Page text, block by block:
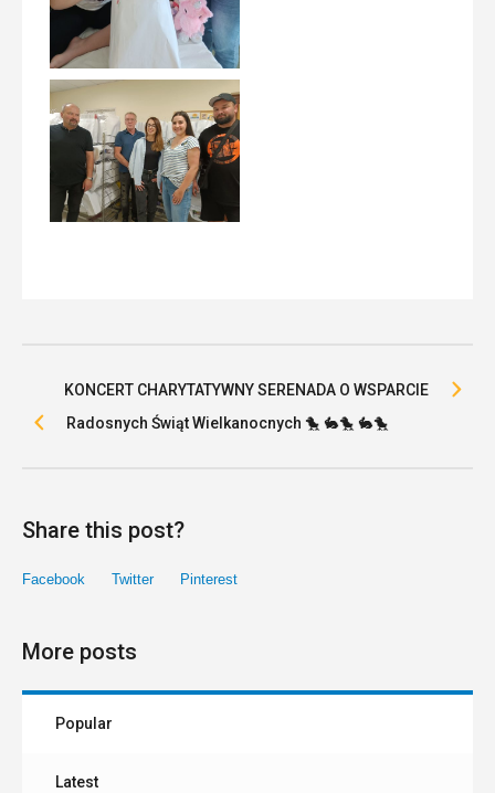
KONCERT CHARYTATYWNY SERENADA O WSPARCIE
Radosnych Świąt Wielkanocnych 🐤 🐇🐤 🐇🐤
Share this post?
Facebook Twitter Pinterest
More posts
Popular
Latest